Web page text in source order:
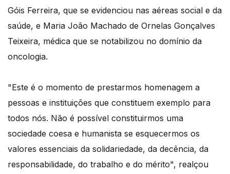
Góis Ferreira, que se evidenciou nas aéreas social e da
saúde, e Maria João Machado de Ornelas Gonçalves
Teixeira, médica que se notabilizou no domínio da
oncologia.
"Este é o momento de prestarmos homenagem a
pessoas e instituições que constituem exemplo para
todos nós. Não é possível constituirmos uma
sociedade coesa e humanista se esquecermos os
valores essenciais da solidariedade, da decência, da
responsabilidade, do trabalho e do mérito", realçou